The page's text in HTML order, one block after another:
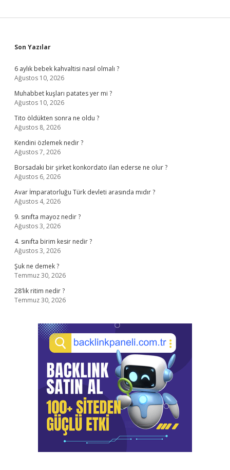
Sidebar
Son Yazılar
6 aylık bebek kahvaltisi nasıl olmalı ?
Ağustos 10, 2026
Muhabbet kuşları patates yer mi ?
Ağustos 10, 2026
Tito öldükten sonra ne oldu ?
Ağustos 8, 2026
Kendini özlemek nedir ?
Ağustos 7, 2026
Borsadaki bir şirket konkordato ilan ederse ne olur ?
Ağustos 6, 2026
Avar İmparatorluğu Türk devleti arasında mıdır ?
Ağustos 4, 2026
9. sınıfta mayoz nedir ?
Ağustos 3, 2026
4. sınıfta birim kesir nedir ?
Ağustos 3, 2026
Şuk ne demek ?
Temmuz 30, 2026
28’lik ritim nedir ?
Temmuz 30, 2026